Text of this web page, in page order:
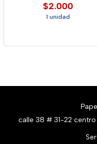
$2.000
1 unidad
calle 38 # 31-22